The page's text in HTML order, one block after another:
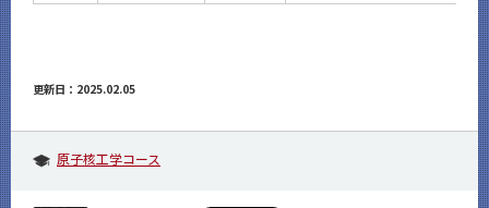
更新日：2025.02.05
原子核工学コース